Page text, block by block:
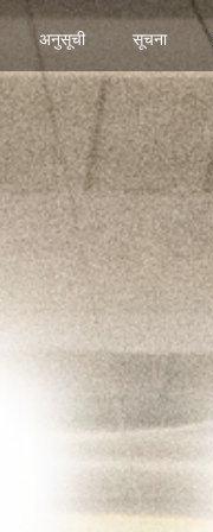
अनुसूची सूचना